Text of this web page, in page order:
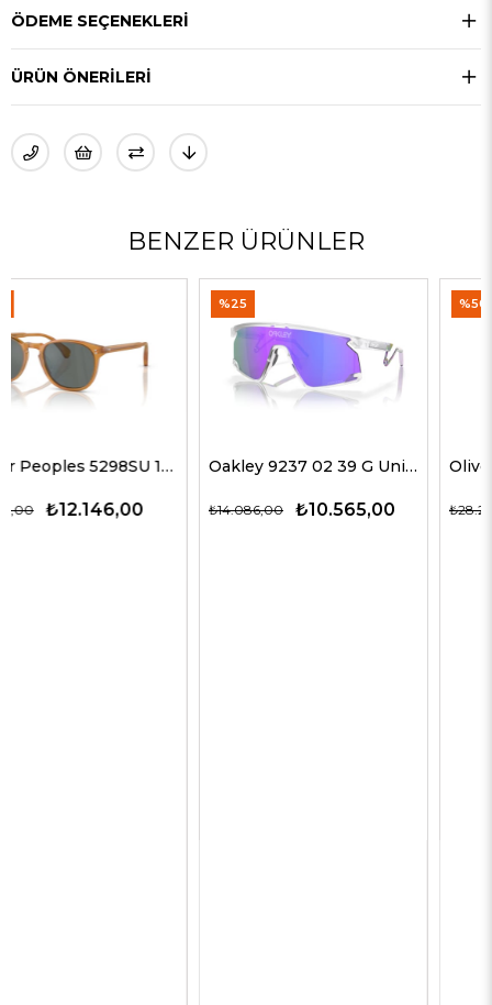
ÖDEME SEÇENEKLERI
ÜRÜN ÖNERILERI
BENZER ÜRÜNLER
Oakley 9237 02 39 G Unisex Güneş Gözlükleri
₺10.565,00
₺14.086,00
Oliver Peoples 5514SU 1678C5 51 G Unisex Güneş Gözlükleri
₺14.143,00
₺28.285,00